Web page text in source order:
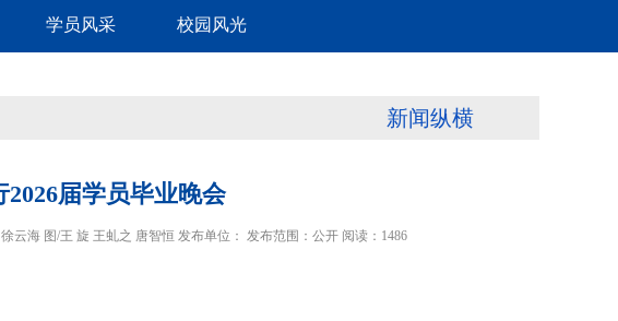
学员风采 校园风光
新闻纵横
2026届学员毕业晚会
云海 图/王 旋 王虬之 唐智恒 发布单位： 发布范围：公开 阅读： 1486